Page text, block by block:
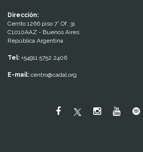
Dirección:
Cerrito 1266 piso 7° Of. 31
C1010AAZ - Buenos Aires
República Argentina
Tel: +54911 5752 2406
E-mail: centro@cadal.org